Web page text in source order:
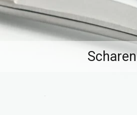
Scharen